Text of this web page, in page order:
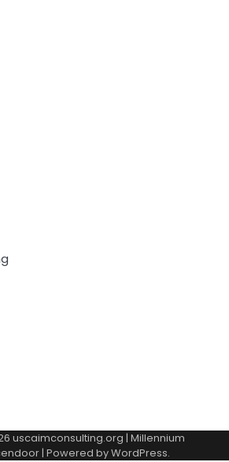
uscaimconsulting.org | Millennium
| Powered byWordPress.